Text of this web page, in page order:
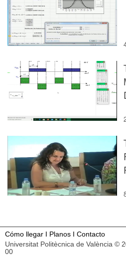
Cómo llegar I Planos I Contacto
Universitat Politècnica de València ©
00